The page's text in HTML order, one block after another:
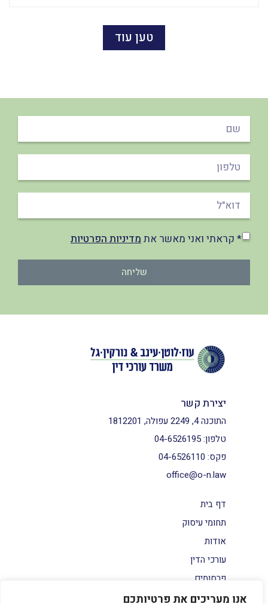
אנו מעריכים את פרטיותכם
טען עוד
* קראתי ואני מאשר אתמדיניות הפרטיות
שליחה
דף בית
תחומי עיסוק
אודות
עורכי הדין
פרסומים
צור קשר
יצירת קשר
התוכנה 4, 2249 עפולה, 1812201
טלפון:04-6526195
פקס: 04-6526110
office@o-n.law